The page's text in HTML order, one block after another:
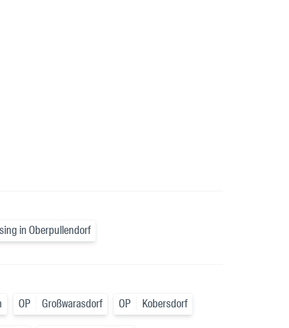
in Oberpullendorf
OP Großwarasdorf OP Kobersdorf